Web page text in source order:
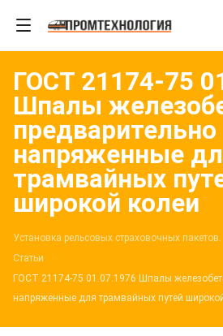
ГОСТ 21174-75
Шпалы
предварительно
напряженные
трамвайных
широкой колеи
Установка рельсовых страховочных пакетов.
Статьи
ГОСТ 21174-75 01.07.1976 Шпалы
напряженные для трамвайных путей